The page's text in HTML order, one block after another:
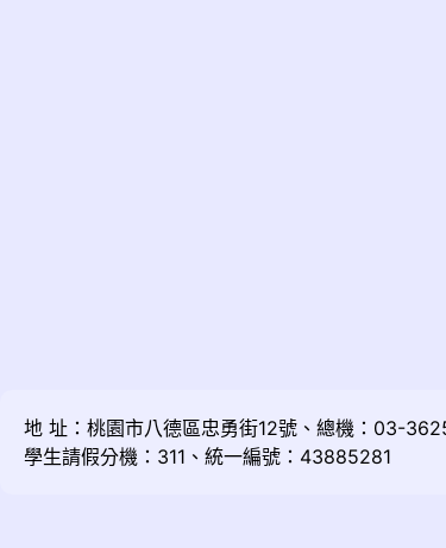
地 址：桃園市八德區忠勇街12號、總機：03-
學生請假分機：311、統一編號：43885281